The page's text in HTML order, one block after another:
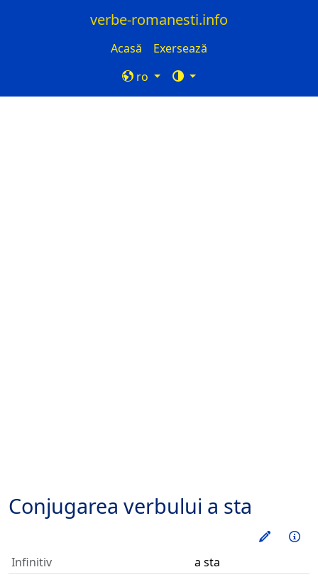
verbe-romanesti.info
Acasă
Exersează
ro
Conjugarea verbului a sta
Infinitiv
a sta